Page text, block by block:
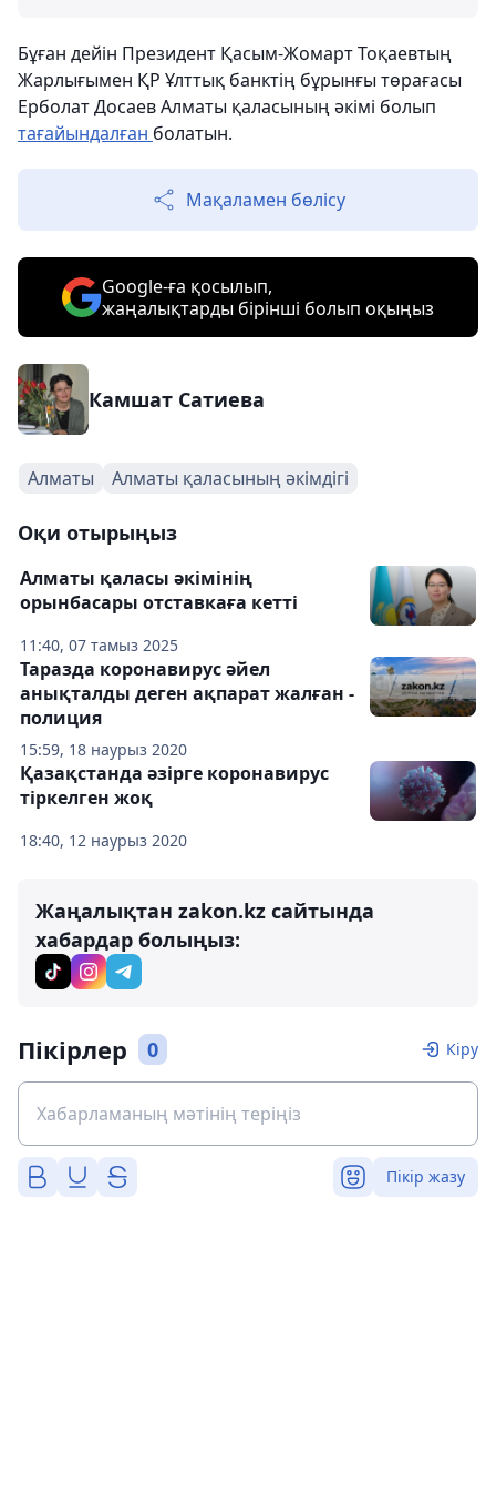
Бұған дейін Президент Қасым-Жомарт Тоқаевтың
Жарлығымен ҚР Ұлттық банктің бұрынғы төрағасы
Ерболат Досаев Алматы қаласының әкімі болып
тағайындалған болатын.
Мақаламен бөлісу
Google-ға қосылып,
жаңалықтарды бірінші болып оқыңыз
Камшат Сатиева
Алматы Алматы қаласының әкімдігі
Оқи отырыңыз
11:40, 07 тамыз 2025
Алматы қаласы әкімінің
орынбасары отставкаға кетті
15:59, 18 наурыз 2020
Таразда коронавирус әйел
анықталды деген ақпарат жалған -
полиция
18:40, 12 наурыз 2020
Қазақстанда әзірге коронавирус
тіркелген жоқ
Жаңалықтан zakon.kz сайтында
хабардар болыңыз:
Пікірлер 0 Кіру
Пікір жазу